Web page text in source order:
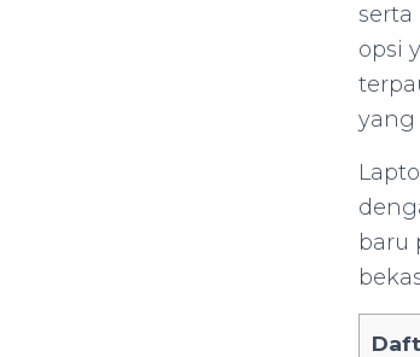
opsi
yang
baru